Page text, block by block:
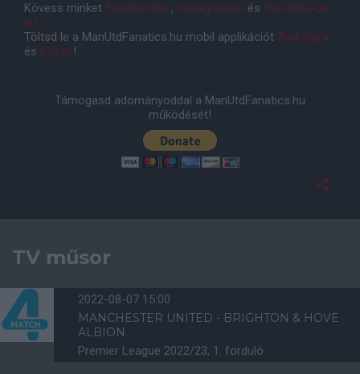
Kövess minket Facebookon, Instagramon és YouTube-on
is!
Töltsd le a ManUtdFanatics.hu mobil applikációt Androidra
és iOS-re!
Támogasd adományoddal a ManUtdFanatics.hu
működését!
TV műsor
2022-08-07 15:00
MANCHESTER UNITED - BRIGHTON & HOVE
ALBION
Premier League 2022/23, 1. forduló